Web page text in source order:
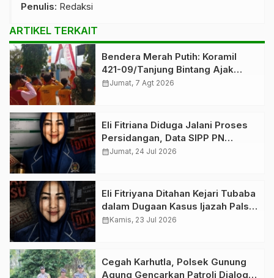
Penulis: Redaksi
ARTIKEL TERKAIT
Bendera Merah Putih: Koramil
421-09/Tanjung Bintang Ajak
Warga Kibarkan Bendera,
calendar_monthJumat, 7 Agt 2026
Eli Fitriana Diduga Jalani Proses
Persidangan, Data SIPP PN
Menggala Tampilkan Status
calendar_monthJumat, 24 Jul 2026
Eli Fitriyana Ditahan Kejari Tubaba
dalam Dugaan Kasus Ijazah Palsu,
Publik Tunggu Keterbukaan
calendar_monthKamis, 23 Jul 2026
Cegah Karhutla, Polsek Gunung
Agung Gencarkan Patroli Dialogis